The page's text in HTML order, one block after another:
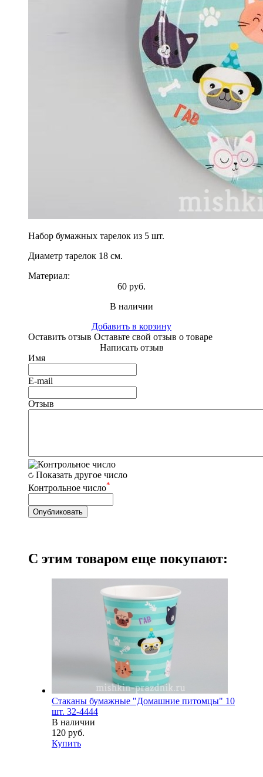
Набор бумажных тарелок из 5 шт.
Диаметр тарелок 18 см.
Материал:
60 руб.
В наличии
Добавить в корзину
Оставить отзыв Оставьте свой отзыв о товаре
Написать отзыв
Имя
E-mail
Отзыв
Показать другое число
Контрольное число*
С этим товаром еще покупают:
Стаканы бумажные "Домашние питомцы" 10
шт. 32-4444
В наличии
120 руб.
Купить